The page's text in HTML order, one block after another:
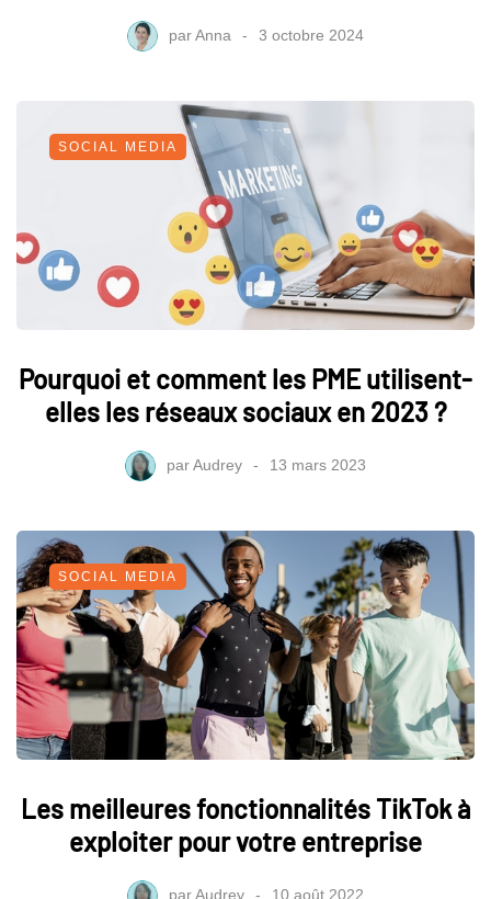
parAnna 3 octobre 2024
SOCIAL MEDIA
Pourquoi et comment les PME utilisent-
elles les réseaux sociaux en 2023 ?
parAudrey 13 mars 2023
SOCIAL MEDIA
Les meilleures fonctionnalités TikTok à
exploiter pour votre entreprise
parAudrey 10 août 2022